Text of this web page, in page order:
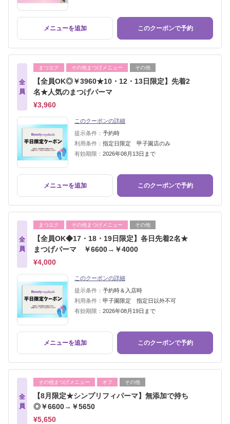
メニューを追加 このクーポンで予約
全
員
まつエク その他まつげメニュー その他
【全員OK◎￥3960★10・12・13日限定】先着2
名★人気のまつげパーマ
¥3,960
このクーポンの詳細
提示条件： 予約時
利用条件： 指定日限定 甲子園店のみ
有効期限： 2026年08月13日まで
メニューを追加 このクーポンで予約
全
員
まつエク その他まつげメニュー その他
【全員OK◆17・18・19日限定】各日先着2名★
まつげパーマ ￥6600→￥4000
¥4,000
このクーポンの詳細
提示条件： 予約時＆入店時
利用条件： 甲子園限定 指定日以外不可
有効期限： 2026年08月19日まで
メニューを追加 このクーポンで予約
全
員
その他まつげメニュー オフ その他
【8月限定★シンプリフィパーマ】無添加で持ち
◎￥6600→￥5650
¥5,650